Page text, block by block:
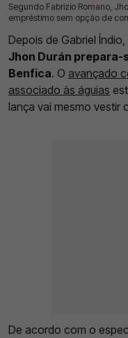
Segundo Fabrizio Romano,
empréstimo sem opção de
17 Jul 2026 | 17:03 | 0
Depois de Gabriel
Jhon Durán prepara-
Benfica. O avançado
associado às águias
lança vai mesmo vestir
De acordo com o